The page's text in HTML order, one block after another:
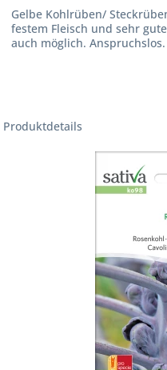
Gelbe Kohlrüben/
festem Fleisch und sehr
auch möglich. Anspruchslos.
Produktdetails